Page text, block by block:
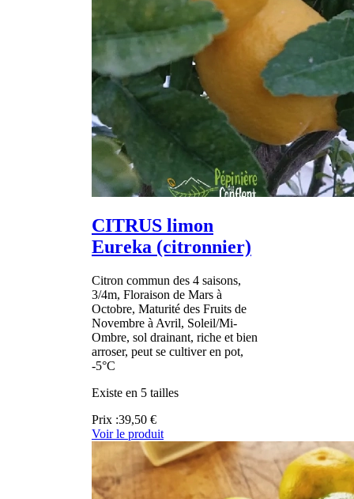
CITRUS limon
Eureka (citronnier)
Citron commun des 4 saisons,
3/4m, Floraison de Mars à
Octobre, Maturité des Fruits de
Novembre à Avril, Soleil/Mi-
Ombre, sol drainant, riche et bien
arroser, peut se cultiver en pot,
-5°C
Existe en 5 tailles
Prix :39,50 €
Voir le produit